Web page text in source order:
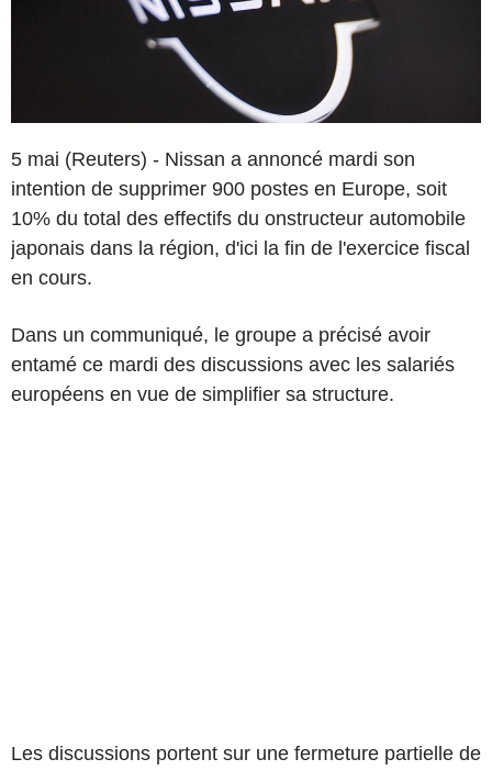
5 mai (Reuters) - Nissan a annoncé mardi son
intention de supprimer 900 postes en Europe, soit
10% du total des effectifs du onstructeur automobile
japonais dans la région, d'ici la fin de l'exercice fiscal
en cours.
Dans un communiqué, le groupe a précisé avoir
entamé ce mardi des discussions avec les salariés
européens en vue de simplifier sa structure.
Les discussions portent sur une fermeture partielle de